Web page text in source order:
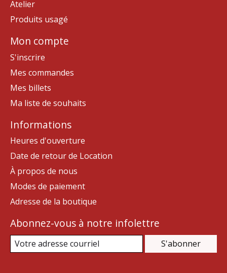
Atelier
Produits usagé
Mon compte
S'inscrire
Mes commandes
Mes billets
Ma liste de souhaits
Informations
Heures d'ouverture
Date de retour de Location
À propos de nous
Modes de paiement
Adresse de la boutique
Abonnez-vous à notre infolettre
S'abonner